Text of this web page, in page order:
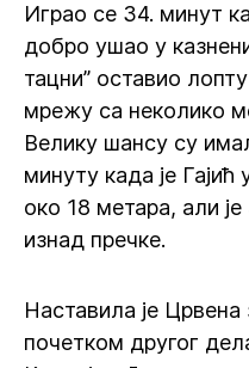
Играо се 34. минут
добро ушао у
тацни” оставио
мрежу са неколико
Велику шансу су
минуту када је
око 18 метара, али
изнад пречке.
Наставила је
почетком другог